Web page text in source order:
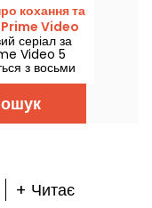
кохання та
Prime Video
серіал за
Video 5
з восьми
+ Читає